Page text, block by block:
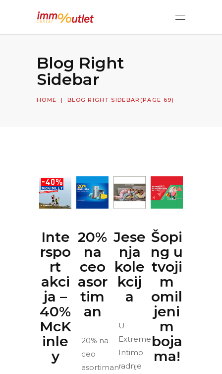
Blog Right
Sidebar
HOME | BLOG RIGHT SIDEBAR (PAGE 69)
Inte
rspo
rt
akci
ja –
40%
McK
inle
y
20%
na
ceo
asor
tim
an
20% na
ceo
asortiman
Jese
nja
kole
kcij
a
U
Extreme
Intimo
radnje
Šopi
ng u
tvoji
m
omil
jeni
m
boja
ma!